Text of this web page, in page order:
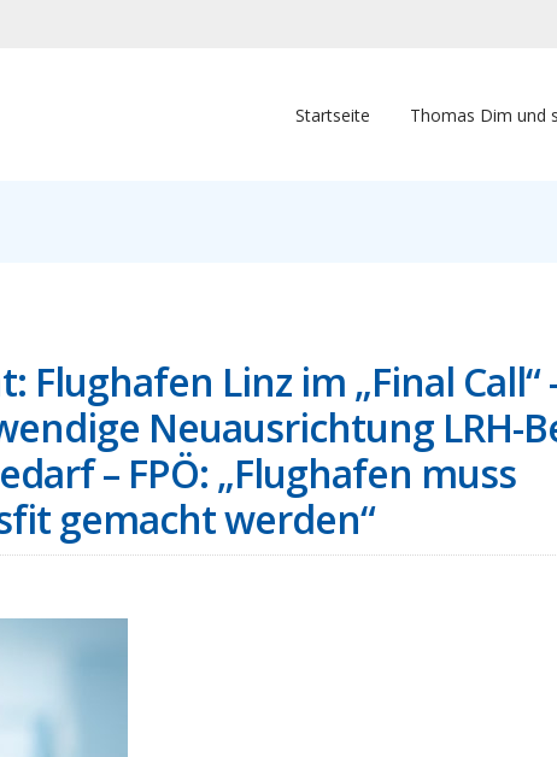
Startseite Thomas Dim und
Flughafen Linz im „Final Call“
Neuausrichtung LRH-
– FPÖ: „Flughafen muss
gemacht werden“